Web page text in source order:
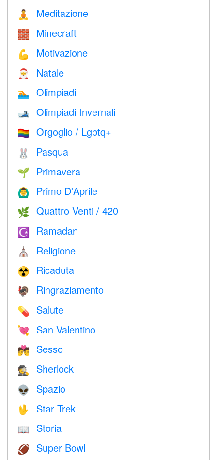
🧘 Meditazione
🧱 Minecraft
💪 Motivazione
🎅 Natale
🏊 Olimpiadi
🎿 Olimpiadi Invernali
🏳️‍🌈 Orgoglio / Lgbtq+
🐰 Pasqua
🌱 Primavera
🙆‍♂️ Primo D'Aprile
🌿 Quattro Venti / 420
☪️ Ramadan
⛪️ Religione
☢️ Ricaduta
🦃 Ringraziamento
💊 Salute
💘 San Valentino
💏 Sesso
🕵️ Sherlock
👽 Spazio
🖖 Star Trek
📖 Storia
🏈 Super Bowl